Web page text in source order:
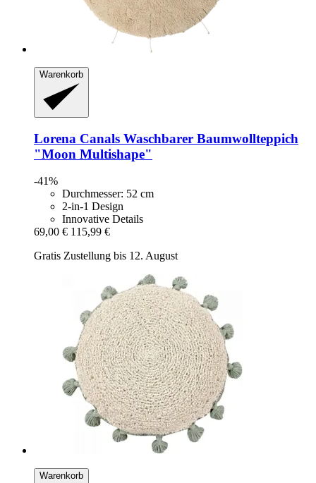
Warenkorb
Lorena Canals Waschbarer Baumwollteppich
"Moon Multishape"
-41%
Durchmesser: 52 cm
2-in-1 Design
Innovative Details
69,00 € 115,99 €
Gratis Zustellung bis 12. August
Warenkorb